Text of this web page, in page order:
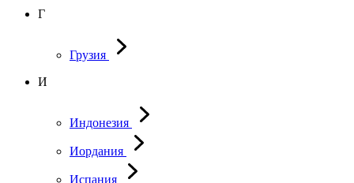
Г
Грузия
И
Индонезия
Иордания
Испания